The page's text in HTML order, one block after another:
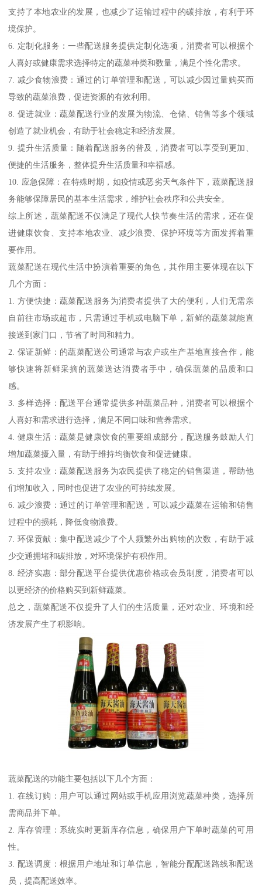
支持了本地农业的发展，也减少了运输过程中的碳排放，有利于环
境保护。
6. 定制化服务：一些配送服务提供定制化选项，消费者可以根据个
人喜好或健康需求选择特定的蔬菜种类和数量，满足个性化需求。
7. 减少食物浪费：通过的订单管理和配送，可以减少因过量购买而
导致的蔬菜浪费，促进资源的有效利用。
8. 促进就业：蔬菜配送行业的发展为物流、仓储、销售等多个领域
创造了就业机会，有助于社会稳定和经济发展。
9. 提升生活质量：随着配送服务的普及，消费者可以享受到更加、
便捷的生活服务，整体提升生活质量和幸福感。
10. 应急保障：在特殊时期，如疫情或恶劣天气条件下，蔬菜配送服
务能够保障居民的基本生活需求，维护社会秩序和公共安全。
综上所述，蔬菜配送不仅满足了现代人快节奏生活的需求，还在促
进健康饮食、支持本地农业、减少浪费、保护环境等方面发挥着重
要作用。
蔬菜配送在现代生活中扮演着重要的角色，其作用主要体现在以下
几个方面：
1. 方便快捷：蔬菜配送服务为消费者提供了大的便利，人们无需亲
自前往市场或超市，只需通过手机或电脑下单，新鲜的蔬菜就能直
接送到家门口，节省了时间和精力。
2. 保证新鲜：的蔬菜配送公司通常与农户或生产基地直接合作，能
够快速将新鲜采摘的蔬菜送达消费者手中，确保蔬菜的品质和口
感。
3. 多样选择：配送平台通常提供多种蔬菜品种，消费者可以根据个
人喜好和需求进行选择，满足不同口味和营养需求。
4. 健康生活：蔬菜是健康饮食的重要组成部分，配送服务鼓励人们
增加蔬菜摄入量，有助于维持均衡饮食和促进健康。
5. 支持农业：蔬菜配送服务为农民提供了稳定的销售渠道，帮助他
们增加收入，同时也促进了农业的可持续发展。
6. 减少浪费：通过的订单管理和配送，可以减少蔬菜在运输和销售
过程中的损耗，降低食物浪费。
7. 环保贡献：集中配送减少了个人频繁外出购物的次数，有助于减
少交通拥堵和碳排放，对环境保护有积作用。
8. 经济实惠：部分配送平台提供优惠价格或会员制度，消费者可以
以更经济的价格购买到新鲜蔬菜。
总之，蔬菜配送不仅提升了人们的生活质量，还对农业、环境和经
济发展产生了积影响。
蔬菜配送的功能主要包括以下几个方面：
1. 在线订购：用户可以通过网站或手机应用浏览蔬菜种类，选择所
需商品并下单。
2. 库存管理：系统实时更新库存信息，确保用户下单时蔬菜的可用
性。
3. 配送调度：根据用户地址和订单信息，智能分配配送路线和配送
员，提高配送效率。